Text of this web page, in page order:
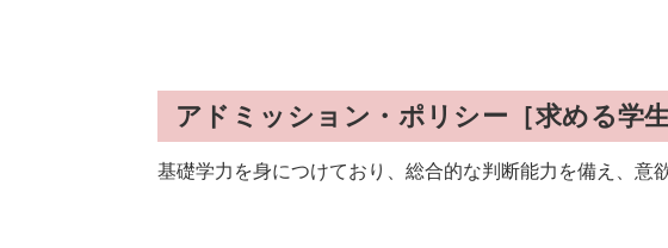
アドミッション・ポリシー［求める学生
基礎学力を身につけており、総合的な判断能力を備え、意